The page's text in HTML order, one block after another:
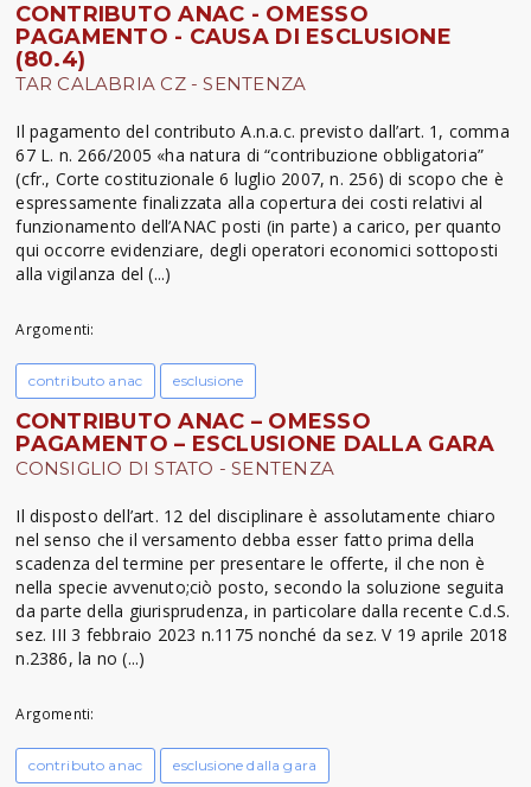
CONTRIBUTO ANAC - OMESSO
PAGAMENTO - CAUSA DI ESCLUSIONE
(80.4)
TAR CALABRIA CZ - SENTENZA
Il pagamento del contributo A.n.a.c. previsto dall’art. 1, comma
67 L. n. 266/2005 «ha natura di “contribuzione obbligatoria”
(cfr., Corte costituzionale 6 luglio 2007, n. 256) di scopo che è
espressamente finalizzata alla copertura dei costi relativi al
funzionamento dell’ANAC posti (in parte) a carico, per quanto
qui occorre evidenziare, degli operatori economici sottoposti
alla vigilanza del (...)
Argomenti:
contributo anac esclusione
CONTRIBUTO ANAC – OMESSO
PAGAMENTO – ESCLUSIONE DALLA GARA
CONSIGLIO DI STATO - SENTENZA
Il disposto dell’art. 12 del disciplinare è assolutamente chiaro
nel senso che il versamento debba esser fatto prima della
scadenza del termine per presentare le offerte, il che non è
nella specie avvenuto;ciò posto, secondo la soluzione seguita
da parte della giurisprudenza, in particolare dalla recente C.d.S.
sez. III 3 febbraio 2023 n.1175 nonché da sez. V 19 aprile 2018
n.2386, la no (...)
Argomenti:
contributo anac esclusione dalla gara